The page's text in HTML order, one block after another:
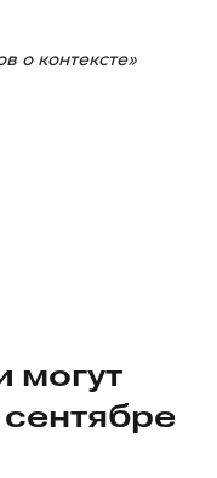
о контексте»
могут